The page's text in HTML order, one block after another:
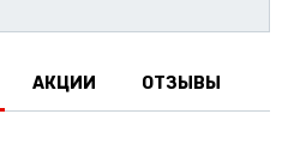
АКЦИИ ОТЗЫВЫ